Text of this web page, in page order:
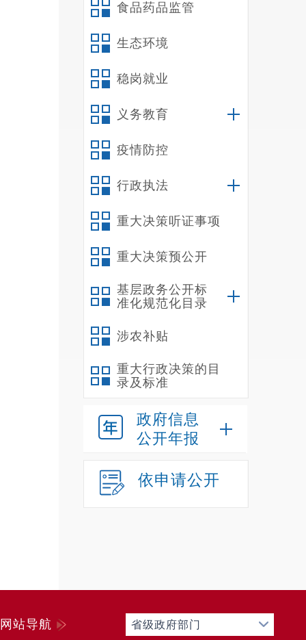
食品药品监管
生态环境
稳岗就业
义务教育
疫情防控
行政执法
重大决策听证事项
重大决策预公开
基层政务公开标
准化规范化目录
涉农补贴
重大行政决策的目
录及标准
政府信息
公开年报
依申请公开
网站导航 省级政府部门